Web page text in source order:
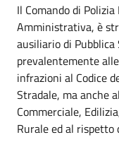
Il Comando di
Amministrativa, è
ausiliario di
prevalentemente
infrazioni al Codice
Stradale, ma anche
Commerciale,
Rurale ed al rispetto